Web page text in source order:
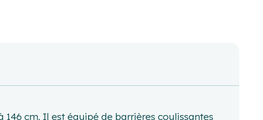
146 cm. Il est équipé de barrières coulissantes